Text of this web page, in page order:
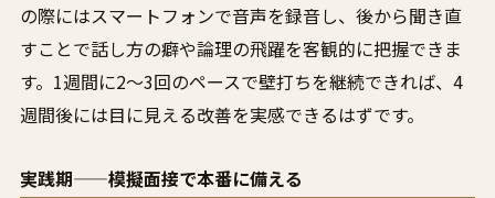
の際にはスマートフォンで音声を録音し、後から聞き直
すことで話し方の癖や論理の飛躍を客観的に把握できま
す。1週間に2〜3回のペースで壁打ちを継続できれば、4
週間後には目に見える改善を実感できるはずです。
実践期——模擬面接で本番に備える